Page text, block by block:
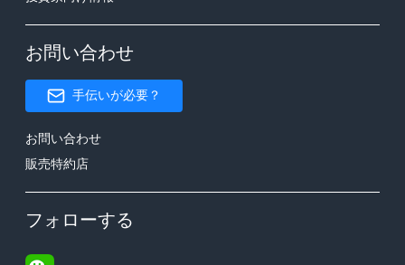
お問い合わせ
手伝いが必要？
お問い合わせ
販売特約店
フォローする